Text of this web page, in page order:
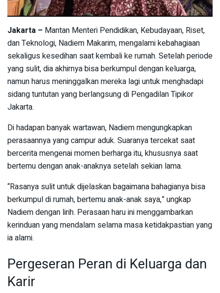
Jakarta – Mantan Menteri Pendidikan, Kebudayaan, Riset,
dan Teknologi, Nadiem Makarim, mengalami kebahagiaan
sekaligus kesedihan saat kembali ke rumah. Setelah periode
yang sulit, dia akhirnya bisa berkumpul dengan keluarga,
namun harus meninggalkan mereka lagi untuk menghadapi
sidang tuntutan yang berlangsung di Pengadilan Tipikor
Jakarta.
Di hadapan banyak wartawan, Nadiem mengungkapkan
perasaannya yang campur aduk. Suaranya tercekat saat
bercerita mengenai momen berharga itu, khususnya saat
bertemu dengan anak-anaknya setelah sekian lama.
“Rasanya sulit untuk dijelaskan bagaimana bahagianya bisa
berkumpul di rumah, bertemu anak-anak saya,” ungkap
Nadiem dengan lirih. Perasaan haru ini menggambarkan
kerinduan yang mendalam selama masa ketidakpastian yang
ia alami.
Pergeseran Peran di Keluarga dan
Karir